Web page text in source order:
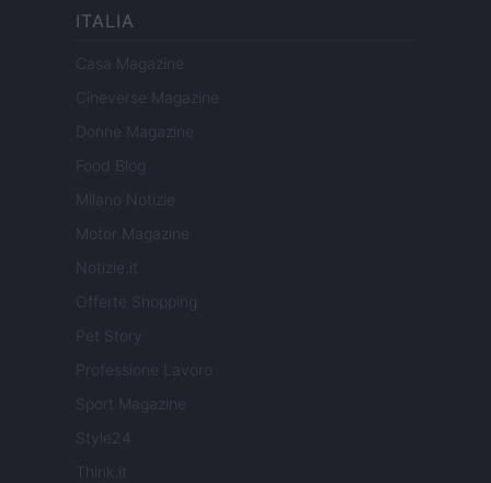
ITALIA
Casa Magazine
Cineverse Magazine
Donne Magazine
Food Blog
Milano Notizie
Motor Magazine
Notizie.it
Offerte Shopping
Pet Story
Professione Lavoro
Sport Magazine
Style24
Think.it